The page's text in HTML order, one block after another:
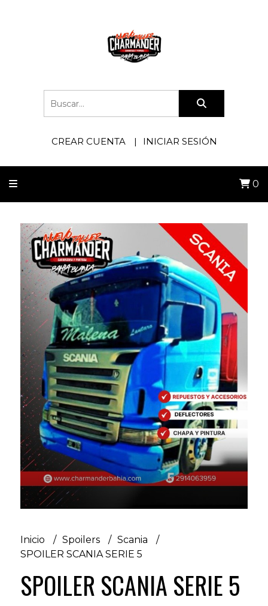
CREAR CUENTA INICIAR SESIÓN
0
Inicio Spoilers
Scania
SPOILER SCANIA SERIE 5
SPOILER SCANIA SERIE 5